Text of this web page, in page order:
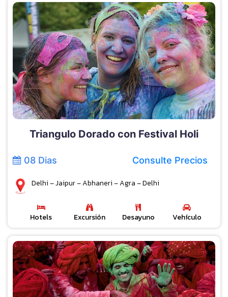
Triangulo Dorado con Festival Holi
08 Dias Consulte Precios
Delhi – Jaipur – Abhaneri – Agra – Delhi
Hotels Excursión Desayuno Vehículo